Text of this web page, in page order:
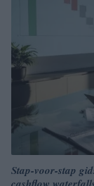
Stap-voor-stap